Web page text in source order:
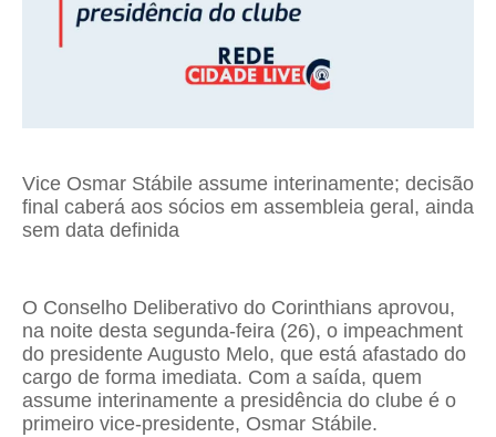
Vice Osmar Stábile assume interinamente; decisão
final caberá aos sócios em assembleia geral, ainda
sem data definida
O Conselho Deliberativo do Corinthians aprovou,
na noite desta segunda-feira (26), o impeachment
do presidente Augusto Melo, que está afastado do
cargo de forma imediata. Com a saída, quem
assume interinamente a presidência do clube é o
primeiro vice-presidente, Osmar Stábile.